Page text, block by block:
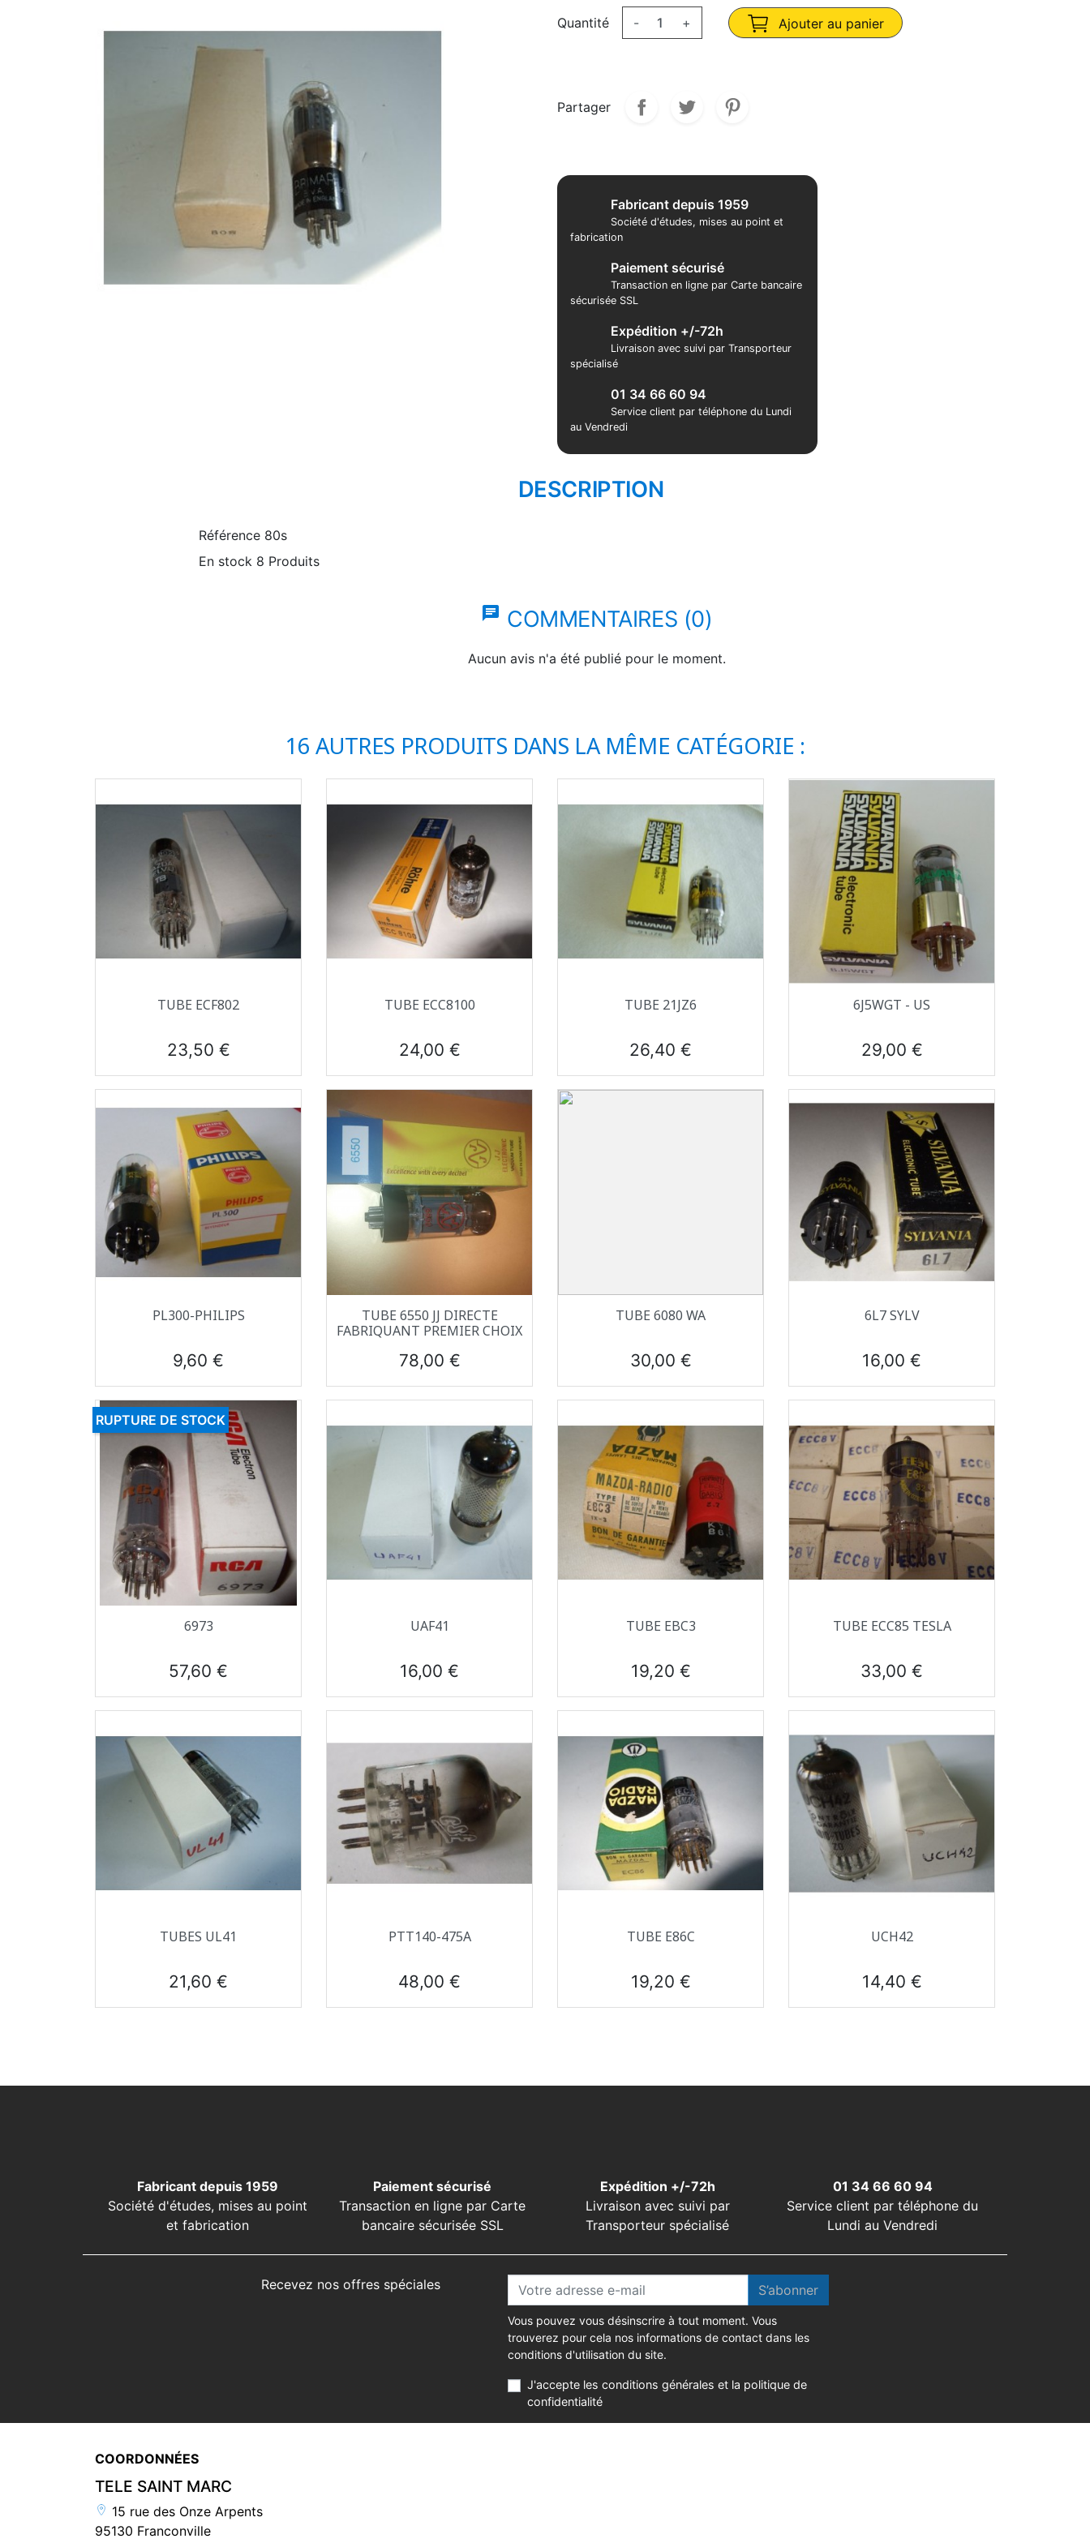
Quantité - + Ajouter au panier
Partager
Fabricant depuis 1959
Société d'études, mises au point et
fabrication
Paiement sécurisé
Transaction en ligne par Carte bancaire
sécurisée SSL
Expédition +/-72h
Livraison avec suivi par Transporteur
spécialisé
01 34 66 60 94
Service client par téléphone du Lundi
au Vendredi
DESCRIPTION
Référence 80s
En stock 8 Produits
chat COMMENTAIRES (0)
Aucun avis n'a été publié pour le moment.
16 AUTRES PRODUITS DANS LA MÊME CATÉGORIE :
Aperçu rapide
TUBE ECF802
Prix
23,50 €
Aperçu rapide
TUBE ECC8100
Prix
24,00 €
Aperçu rapide
TUBE 21JZ6
Prix
26,40 €
Aperçu rapide
6J5WGT - US
Prix
29,00 €
 Aperçu rapide
PL300-PHILIPS
Prix
9,60 €
 Aperçu rapide
TUBE 6550 JJ DIRECTE
FABRIQUANT PREMIER CHOIX
Prix
78,00 €
Aperçu rapide
TUBE 6080 WA
Prix
30,00 €
Aperçu rapide
6L7 SYLV
Prix
16,00 €
Aperçu rapide
6973
Prix
57,60 €
RUPTURE DE STOCK
Aperçu rapide
UAF41
Prix
16,00 €
Aperçu rapide
TUBE EBC3
Prix
19,20 €
Aperçu rapide
TUBE ECC85 TESLA
Prix
33,00 €
Aperçu rapide
TUBES UL41
Prix
21,60 €
Aperçu rapide
PTT140-475A
Prix
48,00 €
Aperçu rapide
TUBE E86C
Prix
19,20 €
Aperçu rapide
UCH42
Prix
14,40 €
Fabricant depuis 1959
Société d'études, mises au point
et fabrication
Paiement sécurisé
Transaction en ligne par Carte
bancaire sécurisée SSL
Expédition +/-72h
Livraison avec suivi par
Transporteur spécialisé
01 34 66 60 94
Service client par téléphone du
Lundi au Vendredi
Recevez nos offres spéciales S’abonner
Vous pouvez vous désinscrire à tout moment. Vous
trouverez pour cela nos informations de contact dans les
conditions d'utilisation du site.
J'accepte les conditions générales et la politique de
confidentialité
COORDONNÉES
TELE SAINT MARC
15 rue des Onze Arpents
95130 Franconville